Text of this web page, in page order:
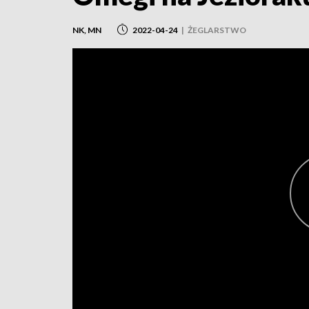
NK, MN 2022-04-24 | ŻEGLARSTWO